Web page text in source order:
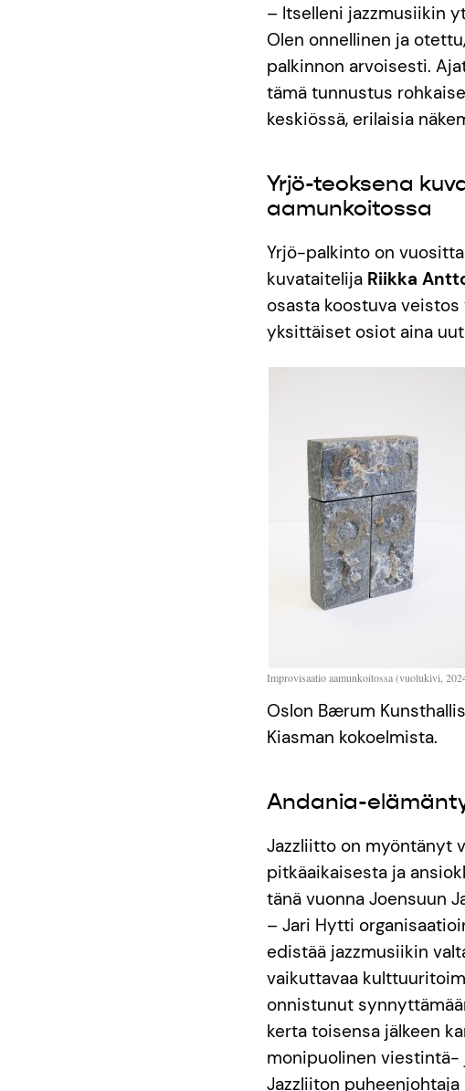
– Itselleni jazzmusiikin
Olen onnellinen ja
palkinnon arvoisesti.
tämä tunnustus
keskiössä, erilaisia
Yrjö-teoksena
aamunkoitossa
Yrjö-palkinto on
kuvataitelija Riikka
osasta koostuva
yksittäiset osiot aina
Improvisaatio aamunkoitossa (vuolukivi,
Oslon Bærum
Kiasman kokoelmista.
Andania-
Jazzliitto on myöntänyt
pitkäaikaisesta ja
tänä vuonna Joensuun
– Jari Hytti
edistää jazzmusiikin
vaikuttavaa
onnistunut
kerta toisensa jälkeen
monipuolinen viestintä-
Jazzliiton puheenjohtaja